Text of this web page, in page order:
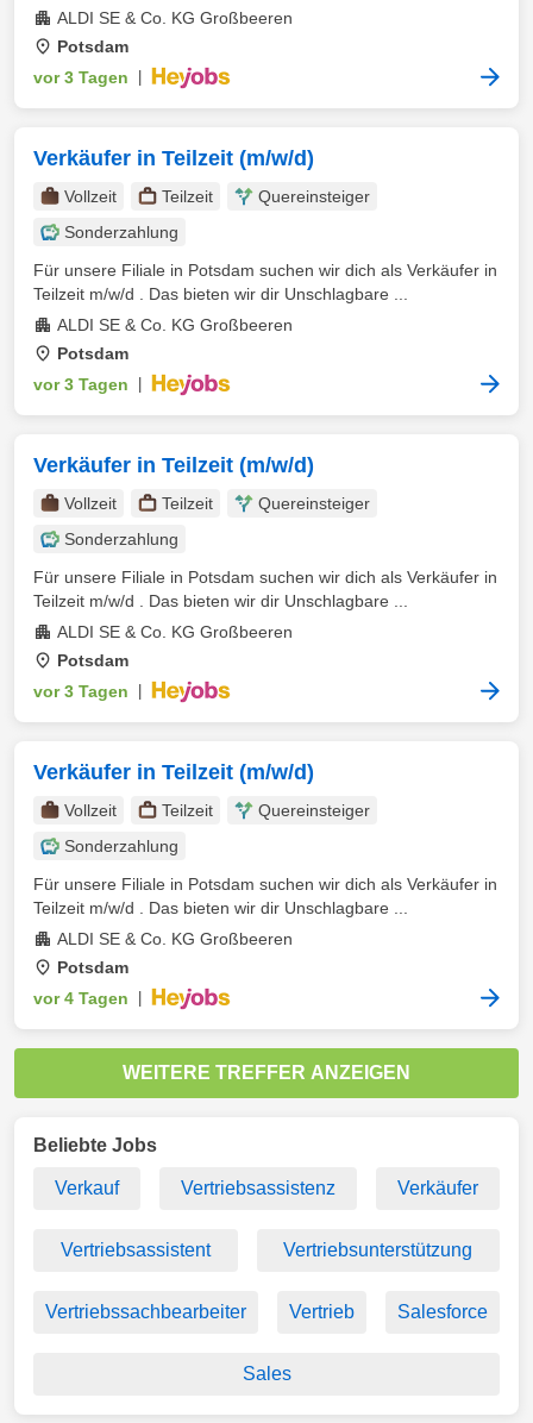
ALDI SE & Co. KG Großbeeren
Potsdam
vor 3 Tagen
Verkäufer in Teilzeit (m/w/d)
Vollzeit Teilzeit
Quereinsteiger
Sonderzahlung
Für unsere Filiale in Potsdam suchen wir dich als Verkäufer in
Teilzeit m/w/d . Das bieten wir dir Unschlagbare ...
ALDI SE & Co. KG Großbeeren
Potsdam
vor 3 Tagen
Verkäufer in Teilzeit (m/w/d)
Vollzeit Teilzeit
Quereinsteiger
Sonderzahlung
Für unsere Filiale in Potsdam suchen wir dich als Verkäufer in
Teilzeit m/w/d . Das bieten wir dir Unschlagbare ...
ALDI SE & Co. KG Großbeeren
Potsdam
vor 3 Tagen
Verkäufer in Teilzeit (m/w/d)
Vollzeit Teilzeit
Quereinsteiger
Sonderzahlung
Für unsere Filiale in Potsdam suchen wir dich als Verkäufer in
Teilzeit m/w/d . Das bieten wir dir Unschlagbare ...
ALDI SE & Co. KG Großbeeren
Potsdam
vor 4 Tagen
WEITERE TREFFER ANZEIGEN
Beliebte Jobs
Verkauf Vertriebsassistenz Verkäufer
Vertriebsassistent Vertriebsunterstützung
Vertriebssachbearbeiter Vertrieb Salesforce
Sales